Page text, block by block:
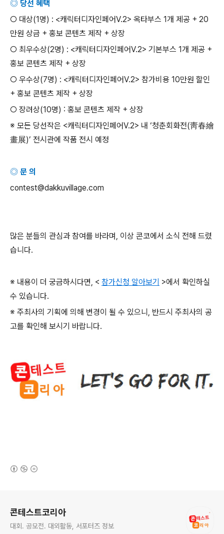
◎ 당선 혜택
○ 대상(1명) : <캐릭터디자인페어V.2> 옥타부스 1개 제공 + 20
만원 상금 + 홍보 콘텐츠 제작 + 상장
○ 최우수상(2명) : <캐릭터디자인페어V.2> 기본부스 1개 제공 +
홍보 콘텐츠 제작 + 상장
○ 우수상(7명) : <캐릭터디자인페어V.2> 참가비용 10만원 할인
+ 홍보 콘텐츠 제작 + 상장
○ 장려상(10명) : 홍보 콘텐츠 제작 + 상장
※ 모든 당선작은 <캐릭터디자인페어V.2> 내 ‘청춘회화전(靑春繪
畫展)’ 전시관에 작품 전시 예정
◎ 문 의
contest@dakkuvillage.com
많은 분들의 관심과 참여를 바라며, 이상 콘코에서 소식 전해 드렸
습니다.
※ 내용이 더 궁금하시다면, < 참가신청 알아보기 >에서 확인하실
수 있습니다.
※ 주최사의 기획에 의해 변경이 될 수 있으니 , 반드시 주최사의 공
고를 확인해 보시기 바랍니다.
콘테스트코리아
대회. 공모전. 대외활동, 서포터즈 정보